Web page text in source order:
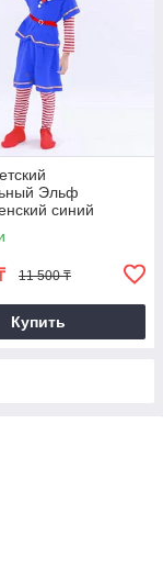
Эльф
синий
11 500 ₸
Купить